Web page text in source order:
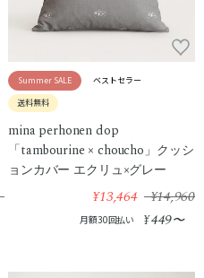
Summer SALE
ベストセラー
送料無料
mina perhonen dop
「tambourine × choucho」クッシ
ョンカバー エクリュ×グレー
¥13,464 ¥14,960
月額30回払い ¥449〜